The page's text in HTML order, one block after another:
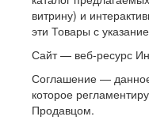
витрину) и
эти Товары с
Сайт — веб-ресурс
Соглашение —
которое
Продавцом.